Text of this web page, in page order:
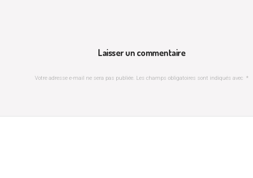
Laisser un commentaire
Votre adresse e-mail ne sera pas publiée. Les champs obligatoires sont indiqués avec *